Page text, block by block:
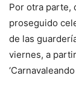
Por otra parte,
proseguido
de las
viernes, a